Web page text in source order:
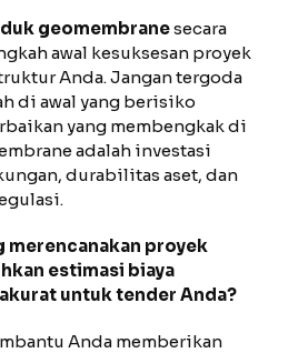
geomembranesecara
awal kesuksesan proyek
Anda. Jangan tergoda
di awal yang berisiko
yang membengkak di
adalah investasi
durabilitas aset, dan
merencanakan proyek
estimasi biaya
untuk tender Anda?
Anda memberikan